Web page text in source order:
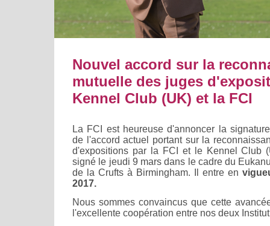
Nouvel accord sur la
mutuelle des juges
Kennel Club (UK) et la FCI
La FCI est heureuse d'annoncer la
de l'accord actuel portant sur la
d'expositions par la FCI et le Kennel Club
signé le jeudi 9 mars dans le cadre du
de la Crufts à Birmingham. Il entre en
2017.
Nous sommes convaincus que cette
l'excellente coopération entre nos deux